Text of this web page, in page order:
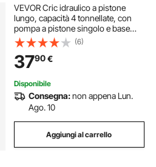
VEVOR Cric idraulico a pistone
lungo, capacità 4 tonnellate, con
pompa a pistone singolo e base
piatta, raccoglitrice manuale di
ciliegie con maniglia paranco di
sollevamento motore
(6)
3790€
Disponibile
Consegna:non appena Lun.
Ago. 10
Aggiungi al carrello